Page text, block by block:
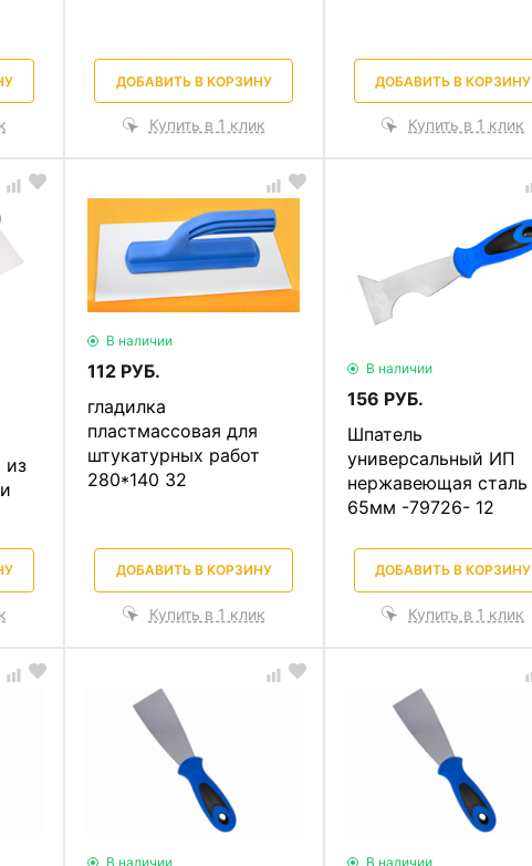
ДОБАВИТЬ В КОРЗИНУ
Купить в 1 клик
ДОБАВИТЬ В КОРЗИНУ
Купить в 1 клик
из
В наличии
112 РУБ.
гладилка
пластмассовая для
штукатурных работ
280*140 32
ДОБАВИТЬ В КОРЗИНУ
Купить в 1 клик
В наличии
156 РУБ.
Шпатель
универсальный ИП
нержавеющая сталь
65мм -79726- 12
ДОБАВИТЬ В КОРЗИНУ
Купить в 1 клик
В наличии В наличии